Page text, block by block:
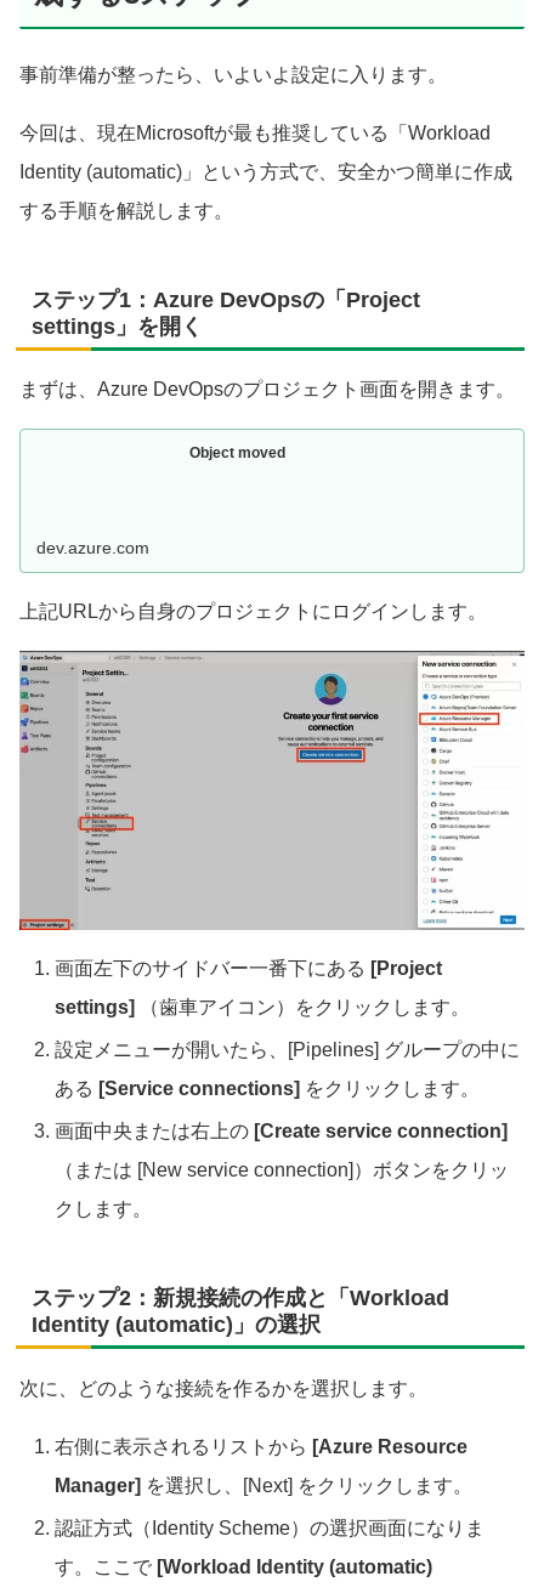
事前準備が整ったら、いよいよ設定に入ります。
今回は、現在Microsoftが最も推奨している「Workload
Identity (automatic)」という方式で、安全かつ簡単に作成
する手順を解説します。
ステップ1：Azure DevOpsの「Project
settings」を開く
まずは、Azure DevOpsのプロジェクト画面を開きます。
Object moved
dev.azure.com
上記URLから自身のプロジェクトにログインします。
画面左下のサイドバー一番下にある [Project
settings]
（歯車アイコン）をクリックします。
設定メニューが開いたら、[Pipelines] グループの中に
ある [Service connections] をクリックします。
画面中央または右上の [Create service connection]
（または [New service connection]）ボタンをクリッ
クします。
ステップ2：新規接続の作成と「Workload
Identity (automatic)」の選択
次に、どのような接続を作るかを選択します。
右側に表示されるリストから [Azure Resource
Manager] を選択し、[Next] をクリックします。
認証方式（Identity Scheme）の選択画面になりま
す。ここで [Workload Identity (automatic)